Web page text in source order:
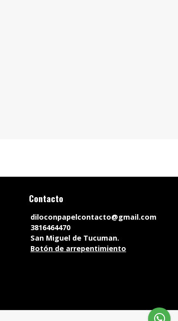
Contacto
diloconpapelcontacto@gmail.com
3816464470
San Miguel de Tucuman.
Botón de arrepentimiento